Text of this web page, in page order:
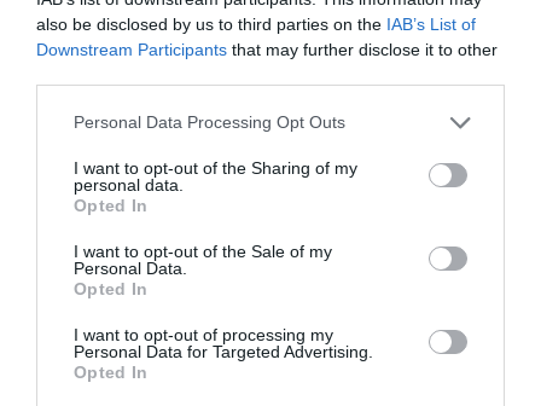
also be disclosed by us to third parties on the IAB’s List of
Downstream Participants that may further disclose it to other
Please note that this website/app uses one or more Google
not limited to your visit or usage behaviour. You may click to
grant or deny consent to Google and its third-party tags to
use your data for below specified purposes in below Google
consent section.
Personal Data Processing Opt Outs
I want to opt-out of the Sharing of my
personal data.
Opted In
I want to opt-out of the Sale of my
Personal Data.
Opted In
I want to opt-out of processing my
Personal Data for Targeted Advertising.
Opted In
Τραγική κατάληξη είχε η
τουρίστα
07.08.2026 | 18:20
Βαρύ πένθος για τον εκπαιδευτικό
από την Εύβοια που έφυγε από τη
07.08.2026 | 18:00
Αυτοψία στα καμένα: 37 σπίτια
κρίθηκαν κατεδαφιστέα στο
Πόρτο Γερμενό
07.08.2026 | 17:40
Ανακοινώθηκαν νέες
προσλήψεις σε δήμο
της Εύβοιας: Δείτε εδώ
Δείτε τι έκανε Δήμος
της Εύβοιας για τις